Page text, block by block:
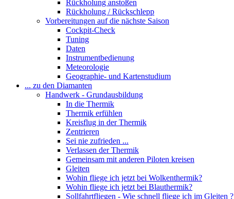
Rückholung anstoßen
Rückholung / Rückschlepp
Vorbereitungen auf die nächste Saison
Cockpit-Check
Tuning
Daten
Instrumentbedienung
Meteorologie
Geographie- und Kartenstudium
... zu den Diamanten
Handwerk - Grundausbildung
In die Thermik
Thermik erfühlen
Kreisflug in der Thermik
Zentrieren
Sei nie zufrieden ...
Verlassen der Thermik
Gemeinsam mit anderen Piloten kreisen
Gleiten
Wohin fliege ich jetzt bei Wolkenthermik?
Wohin fliege ich jetzt bei Blauthermik?
Sollfahrtfliegen - Wie schnell fliege ich im Gleiten ?